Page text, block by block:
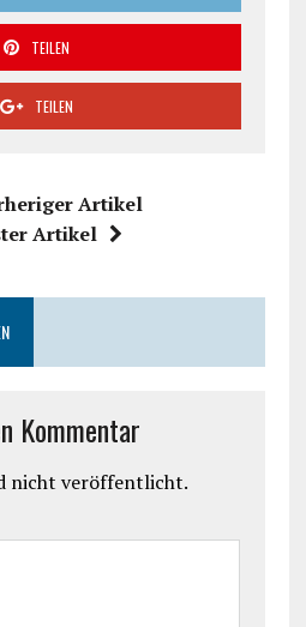
TEILEN
TEILEN
Artikel
Artikel
Kommentar
nicht veröffentlicht.